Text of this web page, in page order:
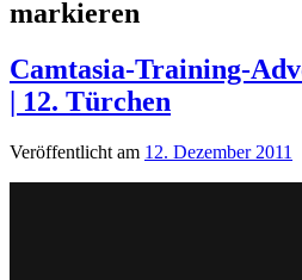
markieren
Camtasia-Training-
| 12. Türchen
Veröffentlicht am 12. Dezember 2011